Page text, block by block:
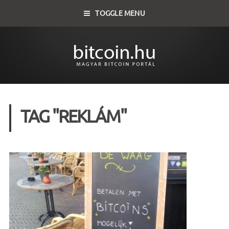
TOGGLE MENU
TAG "REKLÁM"